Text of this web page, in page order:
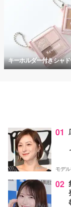
キーホルダー付きシャ
01
モデ
02